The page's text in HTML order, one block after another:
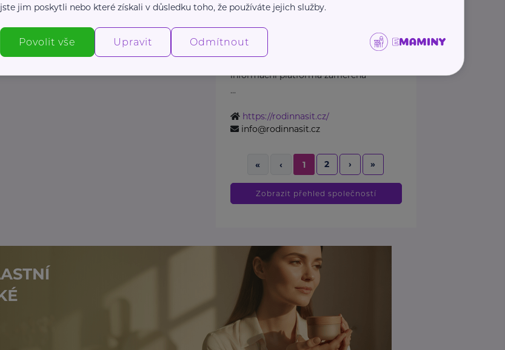
Průvodce světem náhradní
rodinné péče v ČR
Portál Rodinná síť je přední
informační platforma zaměřená
...
https://rodinnasit.cz/
info@rodinnasit.cz
« ‹ 1 2 › »
Zobrazit přehled společností
jste jim poskytli nebo které získali v důsledku toho, že používáte jejich služby.
Povolit vše Upravit Odmítnout